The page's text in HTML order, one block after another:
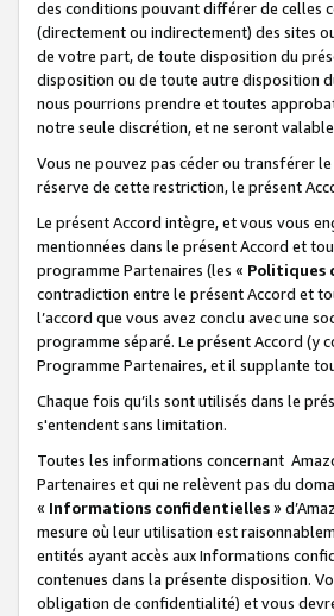
des conditions pouvant différer de celles
(directement ou indirectement) des sites
de votre part, de toute disposition du
disposition ou de toute autre disposition
nous pourrions prendre et toutes
notre seule discrétion, et ne seront
Vous ne pouvez pas céder ou transférer
réserve de cette restriction, le présent
Le présent Accord intègre, et vous vous
mentionnées dans le présent Accord et
programme Partenaires (les « Politiques
contradiction entre le présent Accord et
l’accord que vous avez conclu avec une
programme séparé. Le présent Accord (y
Programme Partenaires, et il supplante
Chaque fois qu’ils sont utilisés dans le
s'entendent sans limitation.
Toutes les informations concernant
Partenaires et qui ne relèvent pas du
« Informations confidentielles»
mesure où leur utilisation est
entités ayant accès aux Informations
contenues dans la présente disposition.
obligation de confidentialité) et vous